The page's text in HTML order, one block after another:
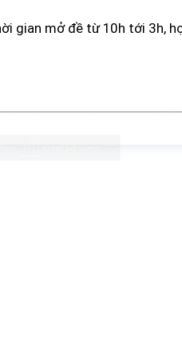
gian mở đề từ 10h tới 3h,